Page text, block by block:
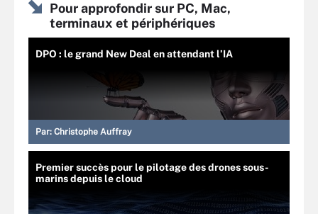
Pour approfondir sur PC, Mac,
terminaux et périphériques
DPO : le grand New Deal en attendant l’IA
Par: Christophe Auffray
Premier succès pour le pilotage des drones sous-
marins depuis le cloud